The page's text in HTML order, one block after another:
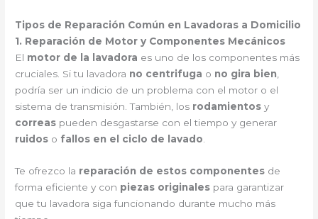
Tipos de Reparación Común en Lavadoras a Domicilio
1. Reparación de Motor y Componentes Mecánicos
El motor de la lavadora es uno de los componentes más
cruciales. Si tu lavadora no centrifuga o no gira bien
podría ser un indicio de un problema con el motor o el
sistema de transmisión. También, los rodamientos y
correas pueden desgastarse con el tiempo y generar
ruidos o fallos en el ciclo de lavado
Te ofrezco la reparación de estos componentes de
forma eficiente y con piezas originales para garantizar
que tu lavadora siga funcionando durante mucho más